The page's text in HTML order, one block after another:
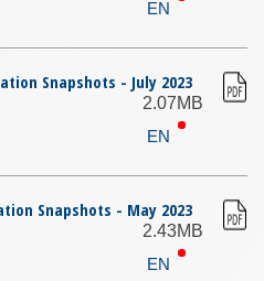
EN
Snapshots - July 2023
2.07MB
EN
Snapshots - May 2023
2.43MB
EN